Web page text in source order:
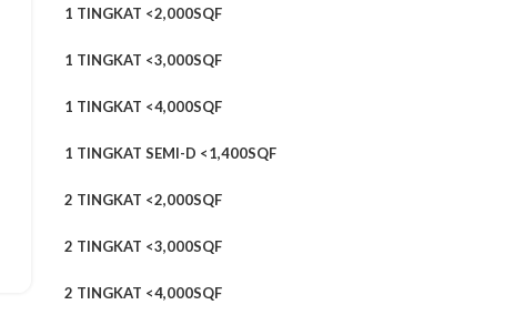
1 TINGKAT <2,000SQF
1 TINGKAT <3,000SQF
1 TINGKAT <4,000SQF
1 TINGKAT SEMI-D <1,400SQF
2 TINGKAT <2,000SQF
2 TINGKAT <3,000SQF
2 TINGKAT <4,000SQF